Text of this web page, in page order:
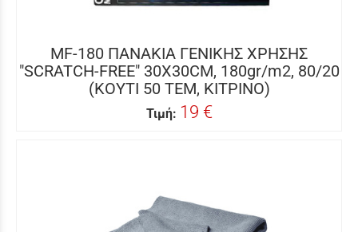
MF-180 ΠΑΝΑΚΙΑ ΓΕΝΙΚΗΣ ΧΡΗΣΗΣ
"SCRATCH-FREE" 30Χ30CM, 180gr/m2, 80/20
(ΚΟΥΤΙ 50 ΤΕΜ, ΚΙΤΡΙΝΟ)
Τιμή: 19 €